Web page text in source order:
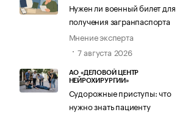
Нужен ли военный билет для
получения загранпаспорта
Мнение эксперта
7 августа 2026
АО «ДЕЛОВОЙ ЦЕНТР
НЕЙРОХИРУРГИИ»
Судорожные приступы: что
нужно знать пациенту